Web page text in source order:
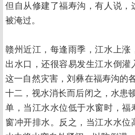
但自从修建了福寿沟，有人说，
被淹过。
赣州近江，每逢雨季，江水上涨
出水口，还很容易发生江水倒灌
这一自然灾害，刘彝在福寿沟的
十二，视水消长而后闭之，水患
单，当江水水位低于水窗时，福
窗冲开排水。反之，当江水水位